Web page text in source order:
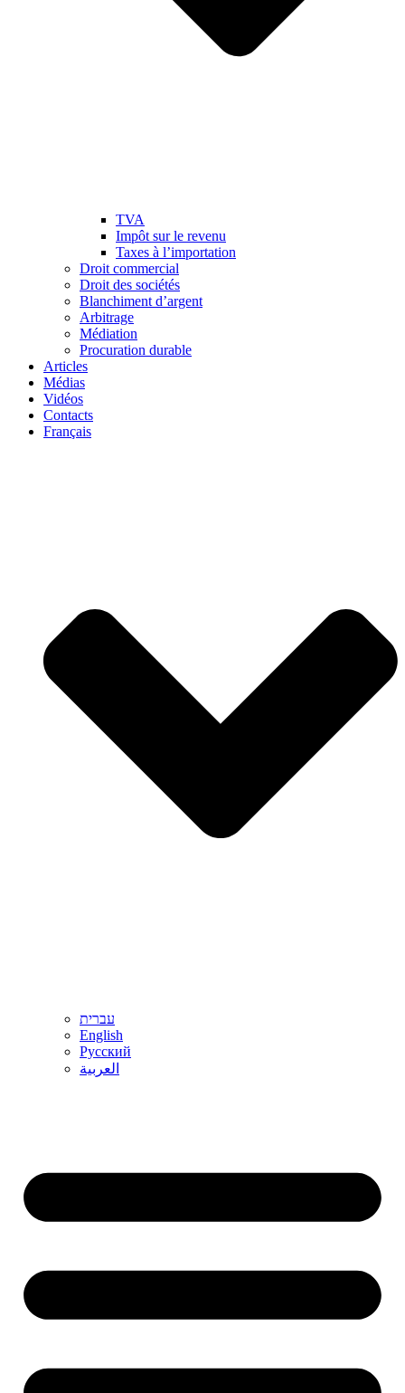
TVA
Impôt sur le revenu
Taxes à l’importation
Droit commercial
Droit des sociétés
Blanchiment d’argent
Arbitrage
Médiation
Procuration durable
Articles
Médias
Vidéos
Contacts
Français
עברית
English
Русский
العربية